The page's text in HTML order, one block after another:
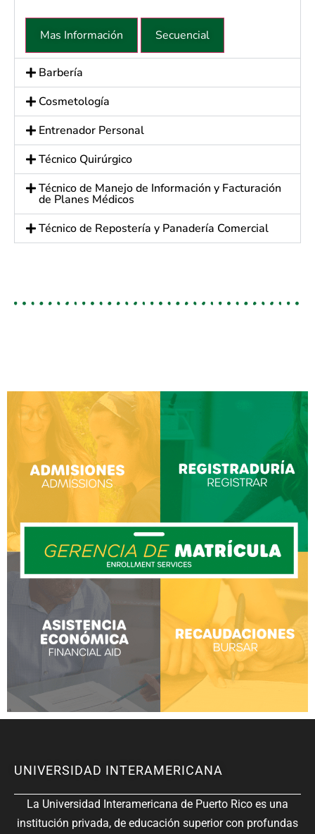
Mas Información Secuencial
Barbería
Cosmetología
Entrenador Personal
Técnico Quirúrgico
Técnico de Manejo de Información y Facturación
de Planes Médicos
Técnico de Repostería y Panadería Comercial
UNIVERSIDAD INTERAMERICANA
La Universidad Interamericana de Puerto Rico es una
institución privada, de educación superior con profundas